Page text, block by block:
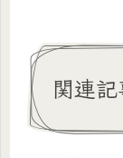
関連